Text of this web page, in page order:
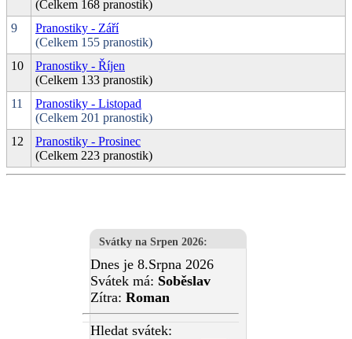
(Celkem 168 pranostik)
9
Pranostiky - Září
(Celkem 155 pranostik)
10
Pranostiky - Říjen
(Celkem 133 pranostik)
11
Pranostiky - Listopad
(Celkem 201 pranostik)
12
Pranostiky - Prosinec
(Celkem 223 pranostik)
Svátky na Srpen 2026:
Dnes je 8.Srpna 2026
Svátek má: Soběslav
Zítra: Roman
Hledat svátek: